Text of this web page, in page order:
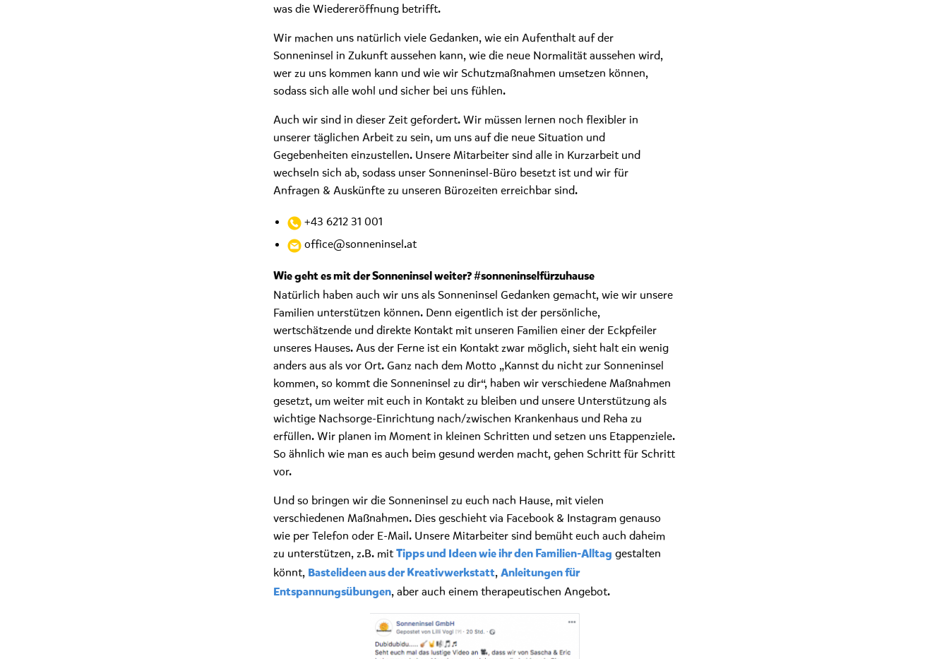
was die Wiedereröffnung betrifft.
Wir machen uns natürlich viele Gedanken, wie ein Aufenthalt auf der
Sonneninsel in Zukunft aussehen kann, wie die neue Normalität aussehen wird,
wer zu uns kommen kann und wie wir Schutzmaßnahmen umsetzen können,
sodass sich alle wohl und sicher bei uns fühlen.
Auch wir sind in dieser Zeit gefordert. Wir müssen lernen noch flexibler in
unserer täglichen Arbeit zu sein, um uns auf die neue Situation und
Gegebenheiten einzustellen. Unsere Mitarbeiter sind alle in Kurzarbeit und
wechseln sich ab, sodass unser Sonneninsel-Büro besetzt ist und wir für
Anfragen & Auskünfte zu unseren Bürozeiten erreichbar sind.
+43 6212 31 001
office@sonneninsel.at
Wie geht es mit der Sonneninsel weiter? #sonneninselfürzuhause
Natürlich haben auch wir uns als Sonneninsel Gedanken gemacht, wie wir unsere
Familien unterstützen können. Denn eigentlich ist der persönliche,
wertschätzende und direkte Kontakt mit unseren Familien einer der Eckpfeiler
unseres Hauses. Aus der Ferne ist ein Kontakt zwar möglich, sieht halt ein wenig
anders aus als vor Ort. Ganz nach dem Motto „Kannst du nicht zur Sonneninsel
kommen, so kommt die Sonneninsel zu dir“, haben wir verschiedene Maßnahmen
gesetzt, um weiter mit euch in Kontakt zu bleiben und unsere Unterstützung als
wichtige Nachsorge-Einrichtung nach/zwischen Krankenhaus und Reha zu
erfüllen. Wir planen im Moment in kleinen Schritten und setzen uns Etappenziele.
So ähnlich wie man es auch beim gesund werden macht, gehen Schritt für Schritt
vor.
Und so bringen wir die Sonneninsel zu euch nach Hause, mit vielen
verschiedenen Maßnahmen. Dies geschieht via Facebook & Instagram genauso
wie per Telefon oder E-Mail. Unsere Mitarbeiter sind bemüht euch auch daheim
zu unterstützen, z.B. mit Tipps und Ideen wie ihr den Familien-Alltag gestalten
könnt, Bastelideen aus der Kreativwerkstatt, Anleitungen für
Entspannungsübungen, aber auch einem therapeutischen Angebot.